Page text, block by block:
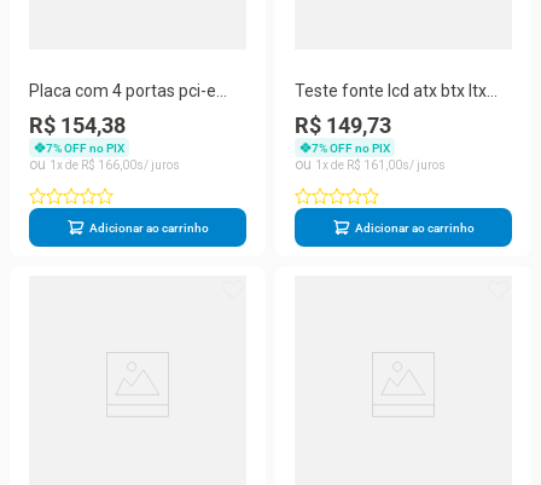
Placa com 4 portas pci-e
usb 3.0 5gbps
R$ 154,38
7% OFF no PIX
1
R$ 166 00
Adicionar ao carrinho
Teste fonte lcd atx btx Itx
hdd sata power supply
testador
R$ 149,73
7% OFF no PIX
1
R$ 161 00
Adicionar ao carrinho